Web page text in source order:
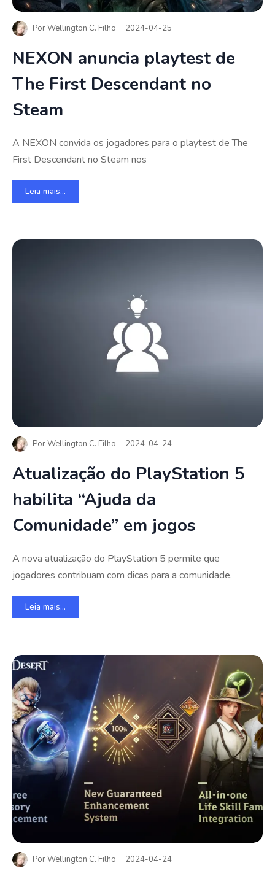
PorWellington C. Filho 2024-04-25
NEXON anuncia playtest de
The First Descendant no
Steam
A NEXON convida os jogadores para o playtest de The
First Descendant no Steam nos
Leia mais...
PorWellington C. Filho 2024-04-24
Atualização do PlayStation 5
habilita “Ajuda da
Comunidade” em jogos
A nova atualização do PlayStation 5 permite que
jogadores contribuam com dicas para a comunidade.
Leia mais...
PorWellington C. Filho 2024-04-24